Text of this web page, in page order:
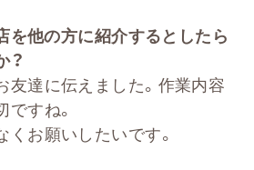
を他の方に紹介するとしたら
？
友達に伝えました。作業内容
すね。
お願いしたいです。